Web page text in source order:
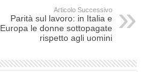
Articolo Successivo
Parità sul lavoro: in Italia e
Europa le donne sottopagate
rispetto agli uomini